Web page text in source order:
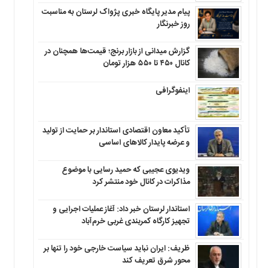
پیام مدیر پایگاه خبری پژواک لرستان به مناسبت
روز خبرنگار
گزارش میدانی از بازار برنج؛ قیمت‌ها همچنان در
کانال ۴۵۰ تا ۵۵۰ هزار تومان
اینفوگرافی
تأکید معاون اقتصادی استاندار بر حمایت از تولید
و عرضه پایدار کالاهای اساسی
ویدیوی عجیبی که حمید رسایی با موضوع
مذاکرات در کانال خود منتشر کرد
استاندار لرستان خبر داد: آغاز عملیات اجرایی و
تجهیز کارگاه کمربندی غربی خرم‌آباد
ظریف: ایران نباید سیاست خارجی خود را تنها بر
محور شرق تعریف کند